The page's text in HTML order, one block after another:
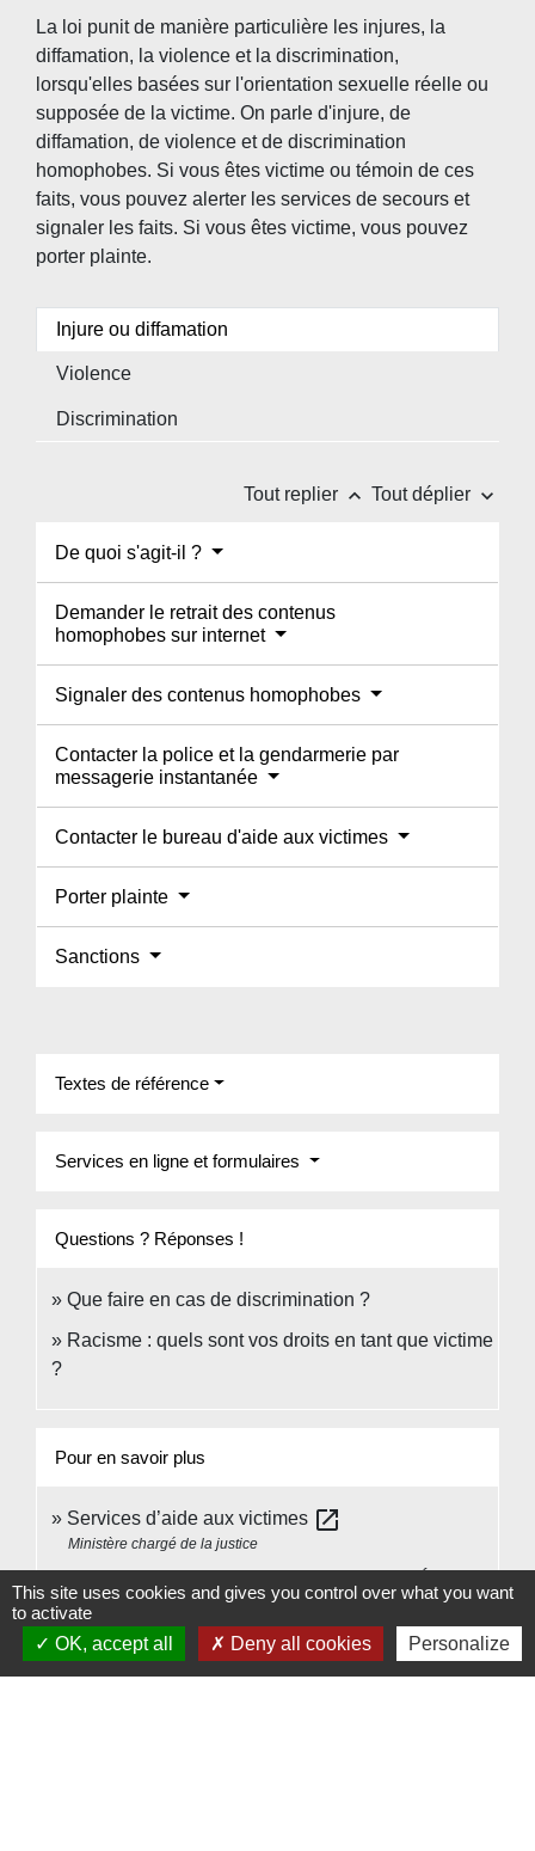
La loi punit de manière particulière les injures, la
diffamation, la violence et la discrimination,
lorsqu'elles basées sur l'orientation sexuelle réelle ou
supposée de la victime. On parle d'injure, de
diffamation, de violence et de discrimination
homophobes. Si vous êtes victime ou témoin de ces
faits, vous pouvez alerter les services de secours et
signaler les faits. Si vous êtes victime, vous pouvez
porter plainte.
Injure ou diffamation
Violence
Discrimination
Tout replier keyboard_arrow_up Tout déplier keyboard_arrow_down
De quoi s'agit-il ?
Demander le retrait des contenus
homophobes sur internet
Signaler des contenus homophobes
Contacter la police et la gendarmerie par
messagerie instantanée
Contacter le bureau d'aide aux victimes
Porter plainte
Sanctions
Textes de référence
Services en ligne et formulaires
Questions ? Réponses !
Que faire en cas de discrimination ?
Racisme : quels sont vos droits en tant que victime
?
Pour en savoir plus
Services d’aide aux victimes open_in_new
Ministère chargé de la justice
open_in_new
Ministère chargé de l'éducation
This site uses cookies and gives you control over what you want
to activate
OK, accept all
Deny all cookies Personalize